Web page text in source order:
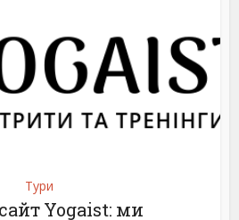
Тури
Yogaist: ми